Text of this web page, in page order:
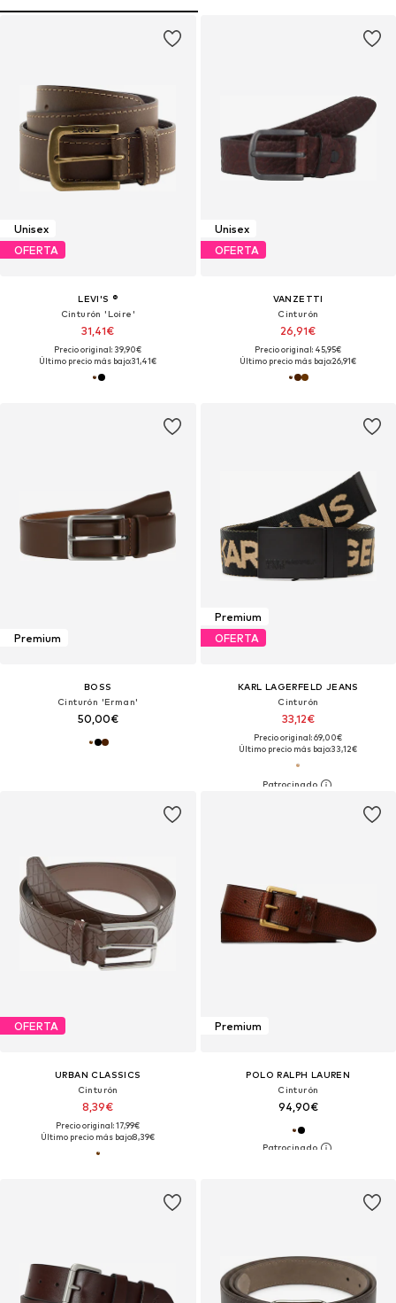
Unisex
OFERTA
LEVI'S ®
Cinturón 'Loire'
31,41€
Precio original: 39,90€
Último precio más bajo:31,41€
Unisex
OFERTA
VANZETTI
Cinturón
26,91€
Precio original: 45,95€
Último precio más bajo:26,91€
Premium
BOSS
Cinturón 'Erman'
50,00€
Premium
OFERTA
KARL LAGERFELD JEANS
Cinturón
33,12€
Precio original: 69,00€
Último precio más bajo:33,12€
OFERTA
URBAN CLASSICS
Cinturón
8,39€
Precio original: 17,99€
Último precio más bajo:8,39€
Premium
POLO RALPH LAUREN
Cinturón
94,90€